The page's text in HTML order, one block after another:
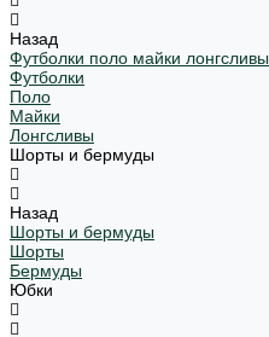
Назад
Футболки поло майки лонгсливы
Футболки
Поло
Майки
Лонгсливы
Шорты и бермуды
Назад
Шорты и бермуды
Шорты
Бермуды
Юбки